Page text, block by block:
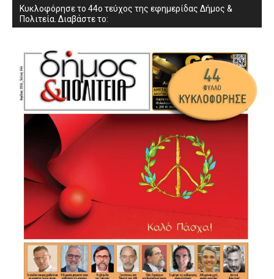
Κυκλοφόρησε το 44ο τεύχος της εφημερίδας Δήμος &
Πολιτεία. Διαβάστε το: